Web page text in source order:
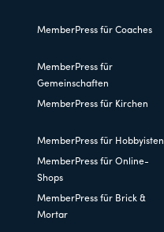
MemberPress für Coaches
MemberPress für
Gemeinschaften
MemberPress für Kirchen
MemberPress für Hobbyisten
MemberPress für Online-
Shops
MemberPress für Brick &
Mortar